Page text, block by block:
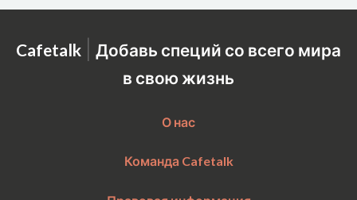
Cafetalk | Добавь специй со всего мира
в свою жизнь
О нас
Команда Cafetalk